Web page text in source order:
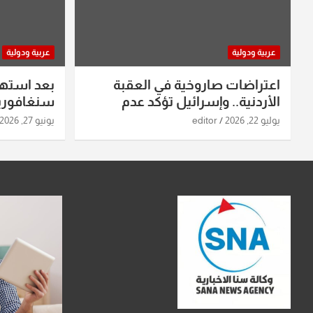
عربية ودولية
اعتراضات صاروخية في العقبة
الأردنية.. وإسرائيل تؤكد عدم
استهدافها
يوليو 22, 2026 editor
عربية ودولية
بعد
ومواقع
يونيو 27, 2026